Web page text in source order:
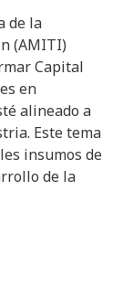
de la
(AMITI)
Capital
en
alineado a
Este tema
insumos de
de la